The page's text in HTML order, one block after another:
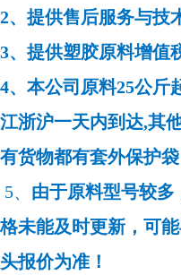
2、提供售后服务与技
3、提供塑胶原料增值
4、本公司原料25公斤
江浙沪一天内到达,其
有货物都有套外保护
5、 由于原料型号较
格未能及时更新，可
头报价为准！